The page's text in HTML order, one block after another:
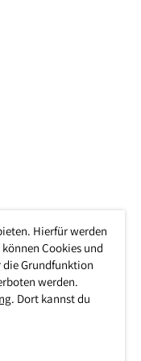
Hierfür werden
Cookies und
Grundfunktion
werden.
. Dort kannst du